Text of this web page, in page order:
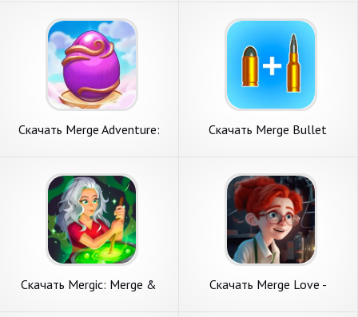
Скачать Merge Adventure:
на Андроид
Скачать Merge Bullet
Скачать Mergic: Merge &
Скачать Merge Love -